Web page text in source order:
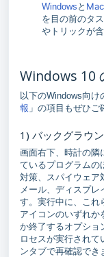
Windows と Mac
を目の前のタ
やトリックが
Windows 10
以下のWindows向け
報 」の項目もぜひご
1) バックグラウ
画面右下、時計の隣
ているプログラムの
対策、スパイウェア
メール、ディスプレ
す。実行中に、これ
アイコンのいずれか
か終了するオプショ
ロセスが実行されて
ンタブで再確認でき